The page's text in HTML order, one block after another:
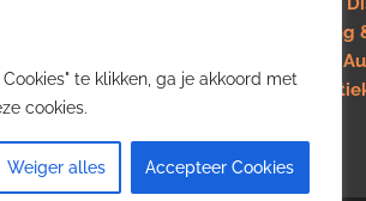
te klikken, ga je akkoord met
cookies.
Weiger alles Accepteer Cookies
Warehousing
Software &
Job in